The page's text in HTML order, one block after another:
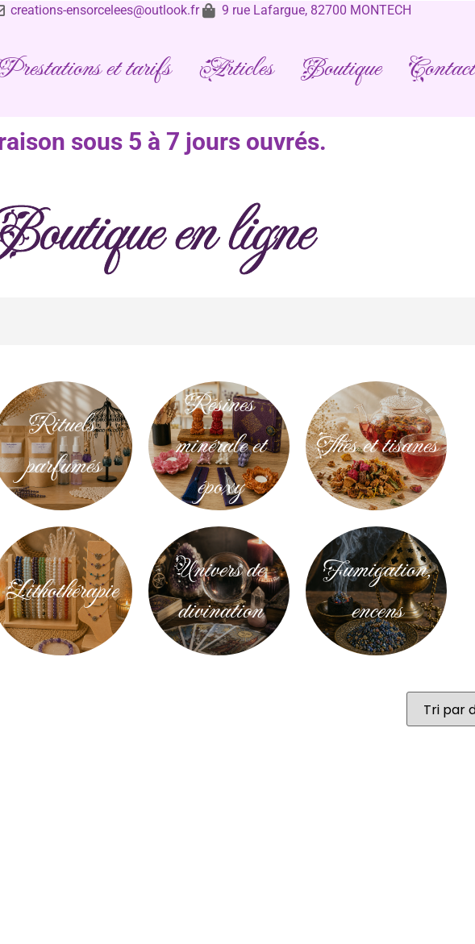
creations-ensorcelees@outlook.fr 9 rue Lafargue, 82700 MONTECH
Prestations et tarifs Articles Boutique Contact
sous 5 à 7 jours ouvrés.
en ligne
Rituels
parfumés
Résines
minérale et
époxy
Thés et tisanes
Lithothérapie
Univers de
divination
Fumigation,
encens